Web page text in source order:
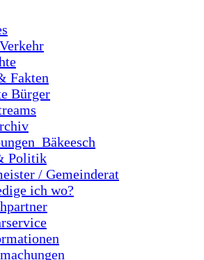
Fakten
Bürger
Politik
/ Gemeinderat
ich wo?